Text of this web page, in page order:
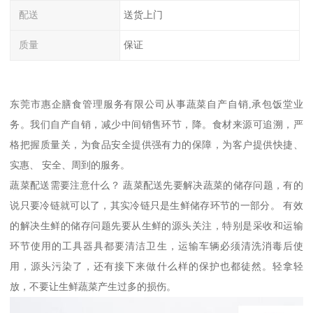
配送 送货上门
质量 保证
东莞市惠企膳食管理服务有限公司从事蔬菜自产自销,承包饭堂业
务。我们自产自销，减少中间销售环节，降。食材来源可追溯，严
格把握质量关，为食品安全提供强有力的保障，为客户提供快捷、
实惠、 安全、周到的服务。
蔬菜配送需要注意什么？ 蔬菜配送先要解决蔬菜的储存问题，有的
说只要冷链就可以了，其实冷链只是生鲜储存环节的一部分。 有效
的解决生鲜的储存问题先要从生鲜的源头关注，特别是采收和运输
环节使用的工具器具都要清洁卫生，运输车辆必须清洗消毒后使
用，源头污染了，还有接下来做什么样的保护也都徒然。轻拿轻
放，不要让生鲜蔬菜产生过多的损伤。